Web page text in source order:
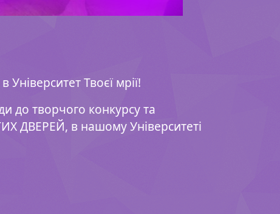
Твоєї мрії!
до творчого конкурсу та
ДВЕРЕЙ, в нашому Університеті